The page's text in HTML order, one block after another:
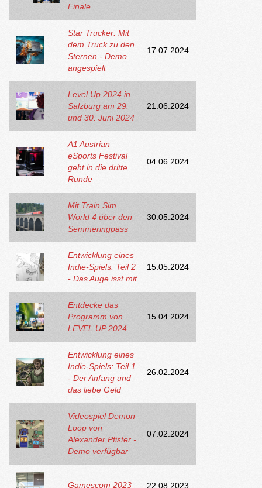
Finale
Star Trucker: Mit
dem Truck zu den
Sternen - Demo
angespielt
17.07.2024
Level Up 2024 in
Salzburg am 29.
und 30. Juni 2024
21.06.2024
A1 Austrian
eSports Festival
geht in die dritte
Runde
04.06.2024
Mit Train Sim
World 4 über den
Semmeringpass
30.05.2024
Entwicklung eines
Indie-Spiels: Teil 2
- Das Auge isst mit
15.05.2024
Entdecke das
Programm von
LEVEL UP 2024
15.04.2024
Entwicklung eines
Indie-Spiels: Teil 1
- Der Anfang und
das liebe Geld
26.02.2024
Videospiel Demon
Loop von
Alexander Pfister -
Demo verfügbar
07.02.2024
Gamescom 2023 22.08.2023